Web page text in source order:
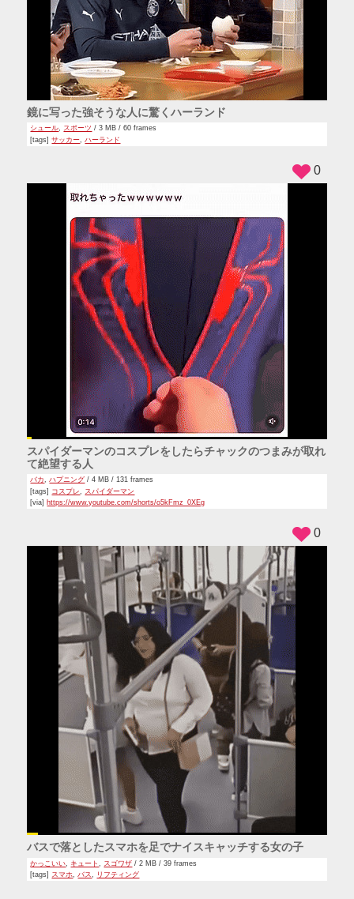
鏡に写った強そうな人に驚くハーランド
シュール スポーツ / 3 MB / 60 frames
[tags]サッカー ,ハーランド
スパイダーマンのコスプレをしたらチャックのつまみが取れ
て絶望する人
バカ,ハプニング / 4 MB / 131 frames
[tags] コスプレ
スパイダーマン
[via] https://www.youtube.com/shorts/o5kFmz_0XEg
0
バスで落としたスマホを足でナイスキャッチする女の子
かっこいい キュート スゴワザ / 2 MB / 39 frames
[tags] スマホ,バス, リフティング
0